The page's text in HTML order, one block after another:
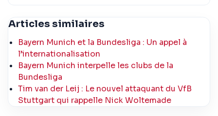
Articles similaires
Bayern Munich et la Bundesliga : Un appel à
l’internationalisation
Bayern Munich interpelle les clubs de la
Bundesliga
Tim van der Leij : Le nouvel attaquant du VfB
Stuttgart qui rappelle Nick Woltemade